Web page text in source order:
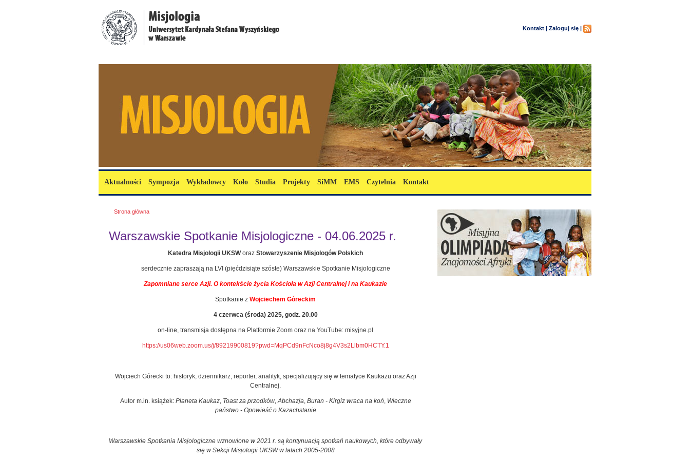
Kontakt | Zaloguj się |
Menu główne
Aktualności Sympozja Wykładowcy Koło Studia Projekty SiMM EMS Czytelnia Kontakt
Jesteś tutaj
Strona główna
Warszawskie Spotkanie Misjologiczne - 04.06.2025 r.
Katedra Misjologii UKSWoraz Stowarzyszenie Misjologów Polskich
serdecznie zapraszają na LVI (pięćdzisiąte szóste) Warszawskie Spotkanie Misjologiczne
Zapomniane serce Azji. O kontekście życia Kościoła w Azji Centralnej i na Kaukazie
Spotkanie z Wojciechem Góreckim
4 czerwca (środa) 2025, godz. 20.00
on-line, transmisja dostępna na Platformie Zoom oraz na YouTube: misyjne.pl
https://us06web.zoom.us/j/89219900819?pwd=MqPCd9nFcNco8j8g4V3s2Llbm0HCTY.1
Wojciech Górecki to: historyk, dziennikarz, reporter, analityk, specjalizujący się w tematyce Kaukazu oraz Azji
Centralnej.
Autor m.in. książek: Planeta Kaukaz, Toast za przodków,Abchazja, Buran - Kirgiz wraca na koń, Wieczne
państwo - Opowieść o Kazachstanie
Warszawskie Spotkania Misjologiczne wznowione w 2021 r. są kontynuacją spotkań naukowych, które odbywały
się w Sekcji Misjologii UKSW w latach 2005-2008